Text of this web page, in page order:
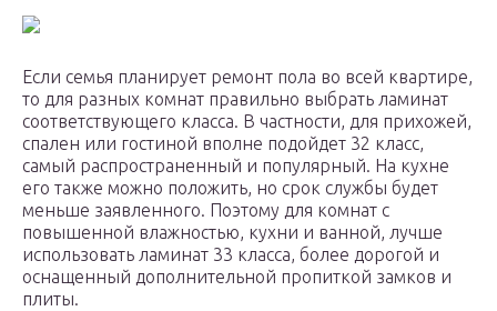
Если семья планирует ремонт пола во всей квартире,
то для разных комнат правильно выбрать ламинат
соответствующего класса. В частности, для прихожей,
спален или гостиной вполне подойдет 32 класс,
самый распространенный и популярный. На кухне
его также можно положить, но срок службы будет
меньше заявленного. Поэтому для комнат с
повышенной влажностью, кухни и ванной, лучше
использовать ламинат 33 класса, более дорогой и
оснащенный дополнительной пропиткой замков и
плиты.